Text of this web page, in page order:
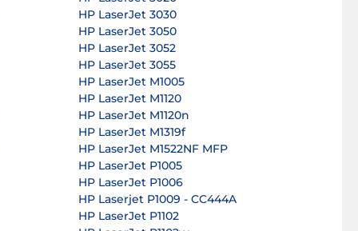
HP LaserJet 3030
HP LaserJet 3050
HP LaserJet 3052
HP LaserJet 3055
HP LaserJet M1005
HP LaserJet M1120
HP LaserJet M1120n
HP LaserJet M1319f
HP LaserJet M1522NF MFP
HP LaserJet P1005
HP LaserJet P1006
HP Laserjet P1009 - CC444A
HP LaserJet P1102